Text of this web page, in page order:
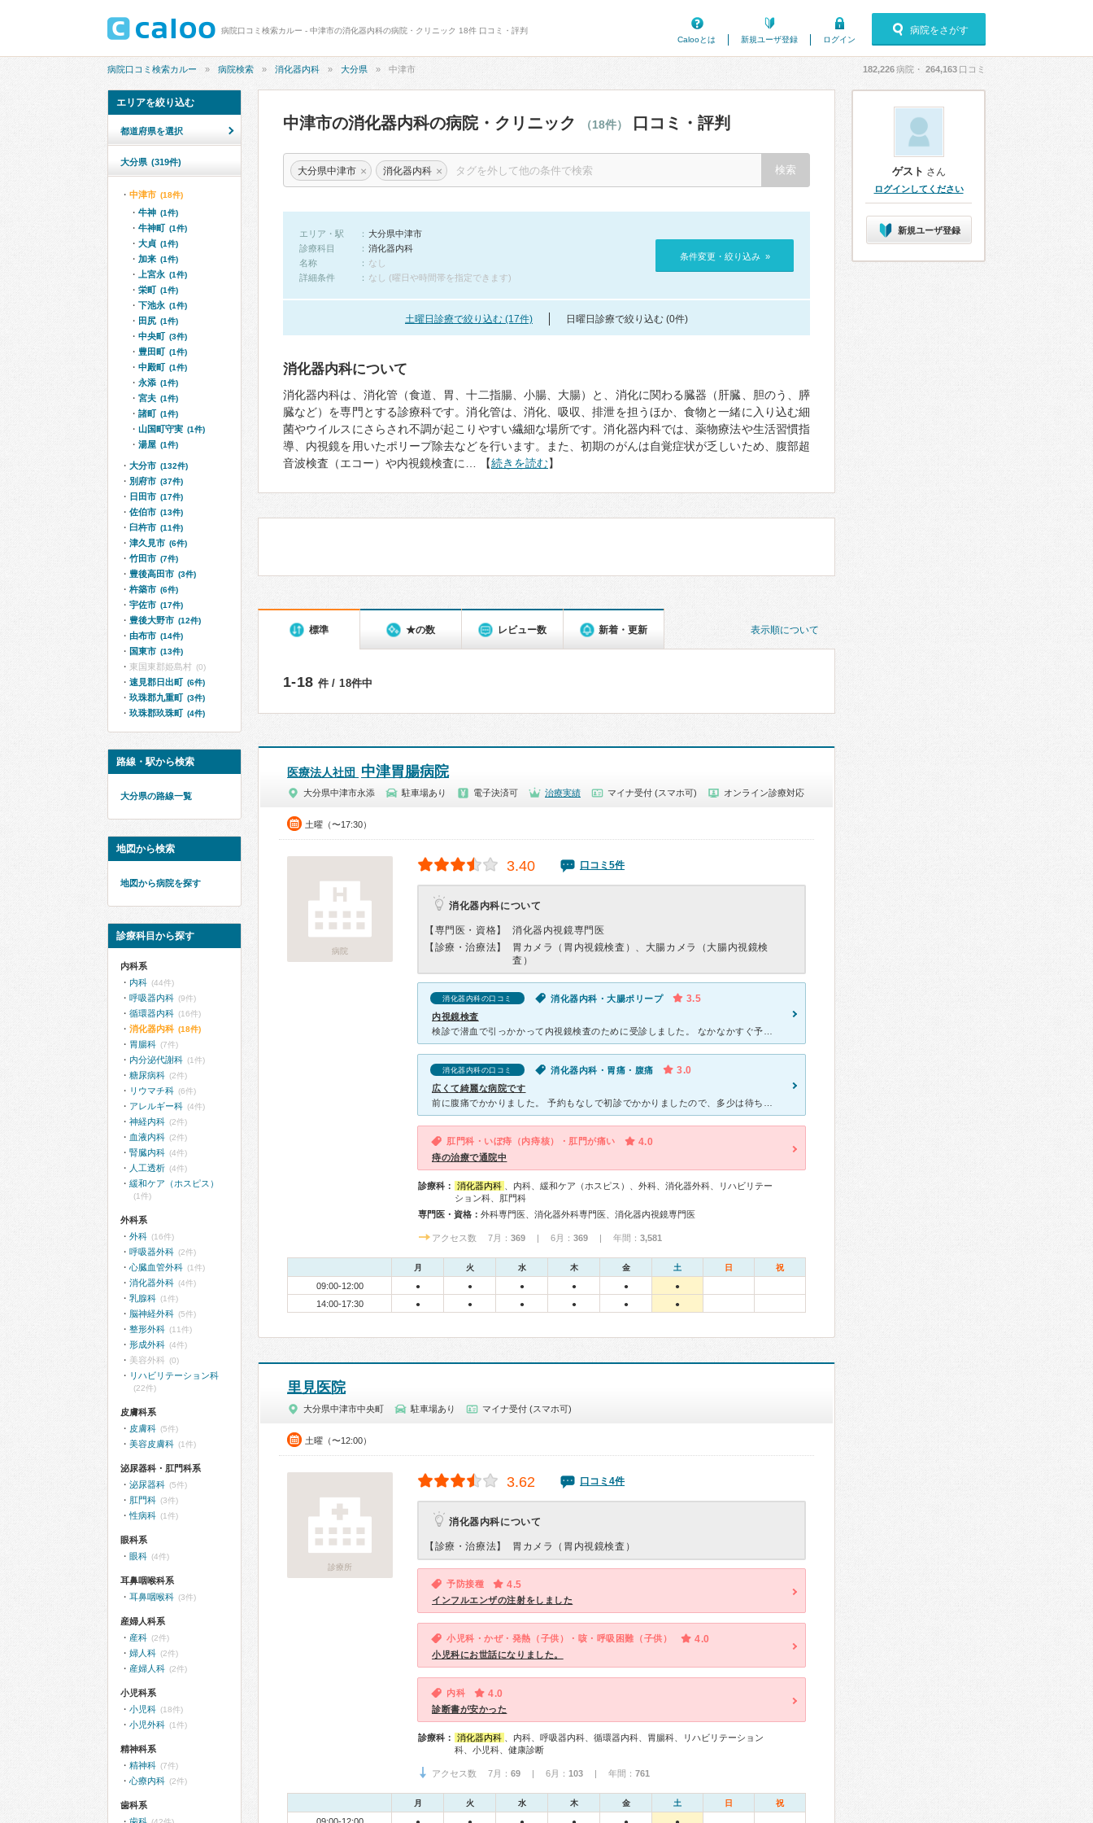
病院口コミ検索カルー - 中津市の消化器内科の病院・クリニック 18件 口コミ・評判
Calooとは
新規ユーザ登録 ログイン
病院をさがす
病院口コミ検索カルー 病院検索 消化器内科 大分県 中津市 182,226病院・ 264,163 口コミ
中津市の消化器内科の病院・クリニック （18件） 口コミ・評判
大分県中津市 × 消化器内科 ×
エリア・駅
大分県中津市
診療科目
消化器内科
名称
なし
詳細条件
なし (曜日や時間帯を指定できます)
条件変更・絞り込み »
土曜日診療で絞り込む (17件) 日曜日診療で絞り込む (0件)
消化器内科について
消化器内科は、消化管（食道、胃、十二指腸、小腸、大腸）と、消化に関わる臓器（肝臓、胆のう、膵
臓など）を専門とする診療科です。消化管は、消化、吸収、排泄を担うほか、食物と一緒に入り込む細
菌やウイルスにさらされ不調が起こりやすい繊細な場所です。消化器内科では、薬物療法や生活習慣指
導、内視鏡を用いたポリープ除去などを行います。また、初期のがんは自覚症状が乏しいため、腹部超
音波検査（エコー）や内視鏡検査に… 【続きを読む】
表示順について
標準 ★の数 レビュー数 新着・更新
1-18 件 / 18件中
医療法人社団 中津胃腸病院
大分県中津市永添 駐車場あり 電子決済可 治療実績 マイナ受付 (スマホ可) オンライン診療対応
土曜（〜17:30）
病院
3.40 口コミ5件
消化器内科について
【専門医・資格】
消化器内視鏡専門医
【診療・治療法】
胃カメラ（胃内視鏡検査）、大腸カメラ（大腸内視鏡検
査）
消化器内科の口コミ 消化器内科・大腸ポリープ 3.5
内視鏡検査
消化器内科の口コミ 消化器内科・胃痛・腹痛 3.0
広くて綺麗な病院です
肛門科・いぼ痔（内痔核）・肛門が痛い 4.0
痔の治療で通院中
診療科： 消化器内科
、内科、緩和ケア（ホスピス）、外科、消化器外科、リハビリテー
ション科、肛門科
専門医・資格： 外科専門医、消化器外科専門医、消化器内視鏡専門医
アクセス数 7月： 369 | 6月： 369 | 年間： 3,581
月 火 水 木 金 土 日 祝
09:00-12:00 ● ● ● ● ● ●
14:00-17:30 ● ● ● ● ● ●
里見医院
大分県中津市中央町 駐車場あり マイナ受付 (スマホ可)
土曜（〜12:00）
診療所
3.62 口コミ4件
消化器内科について
【診療・治療法】 胃カメラ（胃内視鏡検査）
予防接種 4.5
インフルエンザの注射をしました
小児科・かぜ・発熱（子供）・咳・呼吸困難（子供） 4.0
小児科にお世話になりました。
内科 4.0
診断書が安かった
診療科： 消化器内科
、内科、呼吸器内科、循環器内科、胃腸科、リハビリテーション
科、小児科、健康診断
アクセス数 7月： 69 | 6月： 103 | 年間： 761
月 火 水 木 金 土 日 祝
エリアを絞り込む
都道府県を選択
大分県 (319件)
中津市 (18件)
牛神 (1件)
牛神町 (1件)
大貞 (1件)
加来 (1件)
上宮永 (1件)
栄町 (1件)
下池永 (1件)
田尻 (1件)
中央町 (3件)
豊田町 (1件)
中殿町 (1件)
永添 (1件)
宮夫 (1件)
諸町 (1件)
山国町守実 (1件)
湯屋 (1件)
大分市 (132件)
別府市 (37件)
日田市 (17件)
佐伯市 (13件)
臼杵市 (11件)
津久見市 (6件)
竹田市 (7件)
豊後高田市 (3件)
杵築市 (6件)
宇佐市 (17件)
豊後大野市 (12件)
由布市 (14件)
国東市 (13件)
東国東郡姫島村 (0)
速見郡日出町 (6件)
玖珠郡九重町 (3件)
玖珠郡玖珠町 (4件)
路線・駅から検索
大分県の路線一覧
地図から検索
地図から病院を探す
診療科目から探す
内科系
内科 (44件)
呼吸器内科 (9件)
循環器内科 (16件)
消化器内科 (18件)
胃腸科 (7件)
内分泌代謝科 (1件)
糖尿病科 (2件)
リウマチ科 (6件)
アレルギー科 (4件)
神経内科 (2件)
血液内科 (2件)
腎臓内科 (4件)
人工透析 (4件)
緩和ケア（ホスピス）
(1件)
外科系
外科 (16件)
呼吸器外科 (2件)
心臓血管外科 (1件)
消化器外科 (4件)
乳腺科 (1件)
脳神経外科 (5件)
整形外科 (11件)
形成外科 (4件)
美容外科 (0)
リハビリテーション科
(22件)
皮膚科系
皮膚科 (5件)
美容皮膚科 (1件)
泌尿器科・肛門科系
泌尿器科 (5件)
肛門科 (3件)
性病科 (1件)
眼科系
眼科 (4件)
耳鼻咽喉科系
耳鼻咽喉科 (3件)
産婦人科系
産科 (2件)
婦人科 (2件)
産婦人科 (2件)
小児科系
小児科 (18件)
小児外科 (1件)
精神科系
精神科 (7件)
心療内科 (2件)
歯科系
ゲスト さん
ログインしてください
新規ユーザ登録